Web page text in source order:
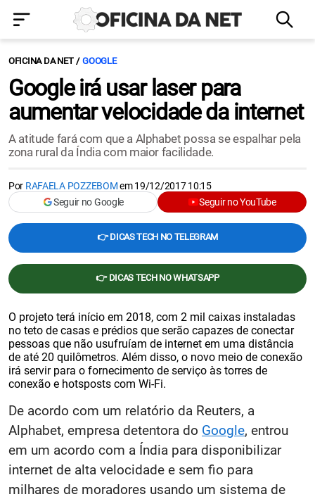
OFICINA DA NET GOOGLE
Google irá usar laser para
aumentar velocidade da internet
A atitude fará com que a Alphabet possa se espalhar pela
zona rural da Índia com maior facilidade.
Por RAFAELA POZZEBOMem19/12/2017 10:15
Seguir no Google
Seguir no YouTube
👉 DICAS TECH NO TELEGRAM
👉 DICAS TECH NO WHATSAPP
De acordo com um relatório da Reuters, a
Alphabet, empresa detentora do Google, entrou
em um acordo com a Índia para disponibilizar
internet de alta velocidade e sem fio para
milhares de moradores usando um sistema de
O projeto terá início em 2018, com 2 mil caixas instaladas
no teto de casas e prédios que serão capazes de conectar
pessoas que não usufruíam de internet em uma distância
de até 20 quilômetros. Além disso, o novo meio de conexão
irá servir para o fornecimento de serviço às torres de
conexão e hotsposts com Wi-Fi.